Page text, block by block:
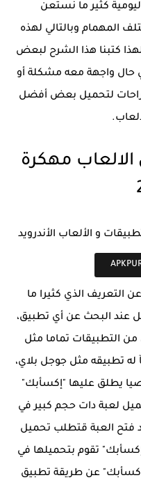
كثير ما نستعن
المهمام وبالتالي لهذه
كتبنا هذا الشرح لبعض
حال واجهة معه مشكلة أو
لتحميل بعض أفضل
مهكرة
و الألعاب الأندرويد
التعريف الذي كثيرا ما
عند البحث عن أي تطبيق،
التطبيقات تماما مثل
له تطبيقه مثل جوجل بلاي،
يطلق عليها "إكسأبك"
لعبة دات حجم كبير في
فتح العبة قتطلب تحميل
تقوم بتحميلها في
عن طريقة تطبيق